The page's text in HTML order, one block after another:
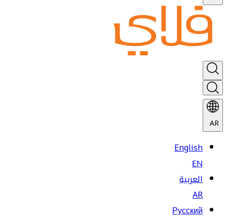
AR
English
EN
العربية
AR
Русский